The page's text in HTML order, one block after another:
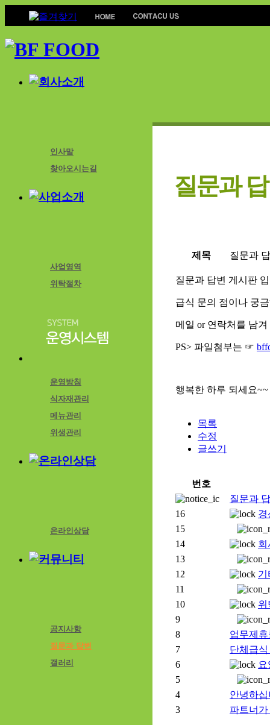
인사말
찾아오시는길
사업영역
위탁절차
운영방침
식자재관리
메뉴관리
위생관리
온라인상담
공지사항
질문과 답변
갤러리
질문과
제목 질문과
질문과 답변 게시판
급식 문의 점이나 궁
메일 or 연락처를 남
PS> 파일첨부는 ☞
행복한 하루 되세요~~
목록
수정
글쓰기
번호
질문과
16
경
15
14
회
13
12
기
11
10
위
9
8
업무제
7
단체급
6
5
4
안녕하십
3
파트너